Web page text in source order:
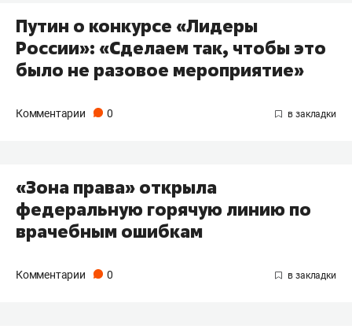
Путин о конкурсе «Лидеры
России»: «Сделаем так, чтобы это
было не разовое мероприятие»
Комментарии 0
«Зона права» открыла
федеральную горячую линию по
врачебным ошибкам
Комментарии 0